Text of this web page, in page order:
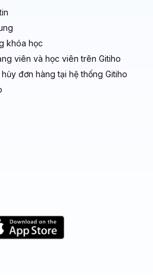
khóa học
viên và học viên trên Gitiho
đơn hàng tại hệ thống Gitiho